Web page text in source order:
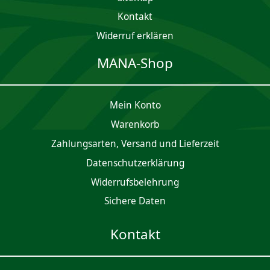
Kontakt
Widerruf erklären
MANA-Shop
Mein Konto
Waren­korb
Zahlungsarten, Versand und Lieferzeit
Daten­schutz­er­klärung
Widerrufsbelehrung
Sichere Daten
Kontakt